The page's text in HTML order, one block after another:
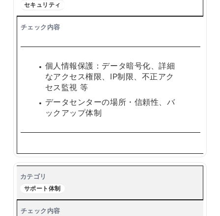
セキュリティ
個人情報保護：データ暗号化、詳細
なアクセス権限、IP制限、不正アク
セス監視 等
データセンターの場所・信頼性、バ
ックアップ体制
サポート体制